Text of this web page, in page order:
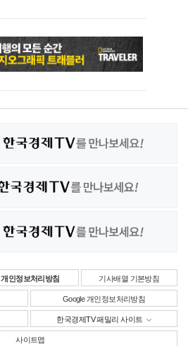
개인정보처리방침 기사배열 기본방침
Google 개인정보처리방침
한국경제TV 패밀리 사이트
사이트맵